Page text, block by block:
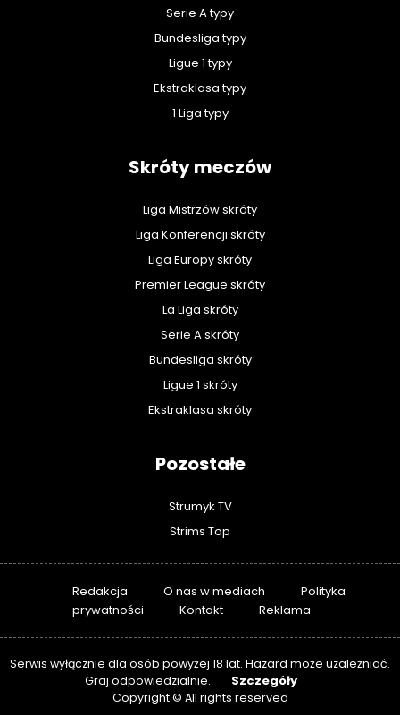
Serie A typy
Bundesliga typy
Ligue 1 typy
Ekstraklasa typy
1 Liga typy
Skróty meczów
Liga Mistrzów skróty
Liga Konferencji skróty
Liga Europy skróty
Premier League skróty
La Liga skróty
Serie A skróty
Bundesliga skróty
Ligue 1 skróty
Ekstraklasa skróty
Pozostałe
Strumyk TV
Strims Top
Redakcja O nas w mediach
Polityka
prywatności
Kontakt Reklama
Serwis wyłącznie dla osób powyżej 18 lat. Hazard może uzależniać.
Graj odpowiedzialnie.
Szczegóły
Copyright © All rights reserved